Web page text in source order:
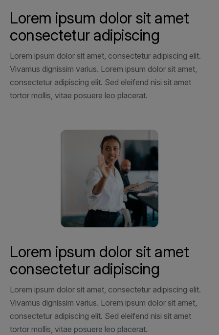
Lorem ipsum dolor sit amet
consectetur adipiscing
Lorem ipsum dolor sit amet, consectetur adipiscing elit.
Vivamus dignissim varius. Lorem ipsum dolor sit amet,
consectetur adipiscing elit. Sed eleifend nisi sit amet
tortor mollis, vitae posuere leo placerat.
Lorem ipsum dolor sit amet
consectetur adipiscing
Lorem ipsum dolor sit amet, consectetur adipiscing elit.
Vivamus dignissim varius. Lorem ipsum dolor sit amet,
consectetur adipiscing elit. Sed eleifend nisi sit amet
tortor mollis, vitae posuere leo placerat.